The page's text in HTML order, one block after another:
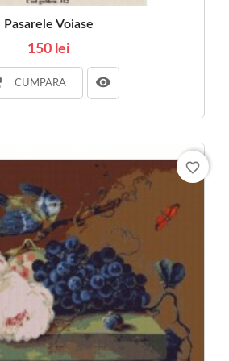
Pasarele Voiase
150 lei
CUMPARA
favorite_border